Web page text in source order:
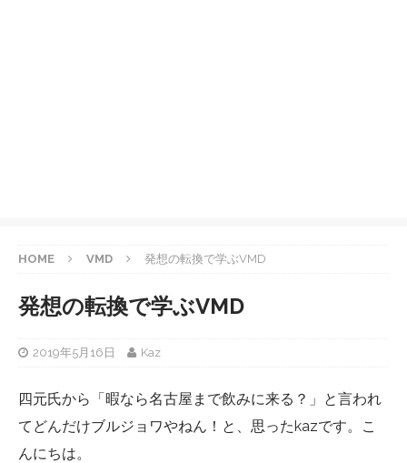
HOME VMD 発想の転換で学ぶVMD
発想の転換で学ぶVMD
2019年5月16日 Kaz
四元氏から「暇なら名古屋まで飲みに来る？」と言われ
てどんだけブルジョワやねん！と、思ったkazです。こ
んにちは。